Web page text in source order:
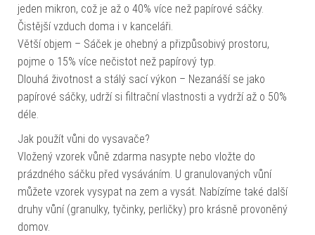
jeden mikron, což je až o 40% více než papírové sáčky.
Čistější vzduch doma i v kanceláři.
Větší objem – Sáček je ohebný a přizpůsobivý prostoru,
pojme o 15% více nečistot než papírový typ.
Dlouhá životnost a stálý sací výkon – Nezanáší se jako
papírové sáčky, udrží si filtrační vlastnosti a vydrží až o 50%
déle.
Jak použít vůni do vysavače?
Vložený vzorek vůně zdarma nasypte nebo vložte do
prázdného sáčku před vysáváním. U granulovaných vůní
můžete vzorek vysypat na zem a vysát. Nabízíme také další
druhy vůní (granulky, tyčinky, perličky) pro krásně provoněný
domov.